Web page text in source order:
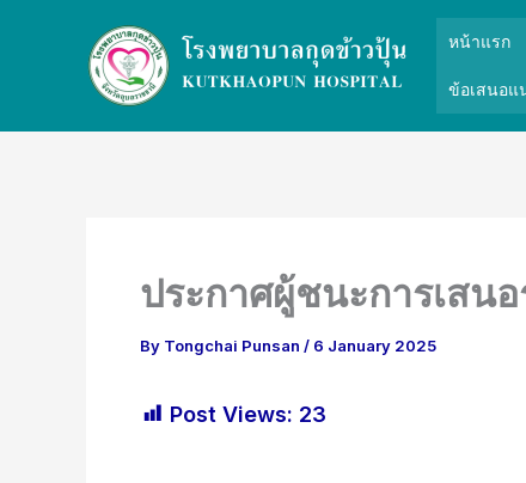
หน้าแรก
ข้อเสนอแ
ประกาศผู้ชนะการเสน
By Tongchai Punsan / 6 January 2025
Post Views: 23